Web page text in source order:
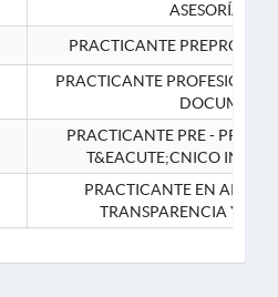
ASESORÍA
PRACTICANTE
PRACTICANTE
PRACTICANTE PRE -
T&EACUTE;CNICO
PRACTICANTE EN APOYO
TRANSPARENCIA Y